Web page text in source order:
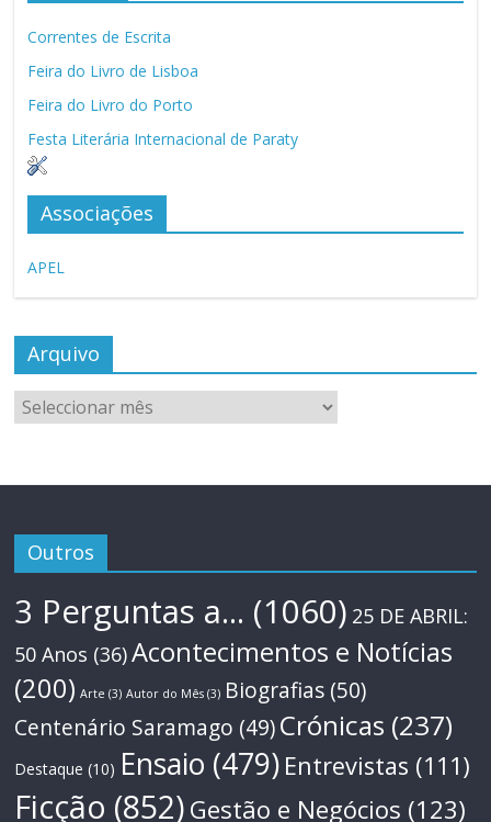
Correntes de Escrita
Feira do Livro de Lisboa
Feira do Livro do Porto
Festa Literária Internacional de Paraty
Associações
APEL
Arquivo
Arquivo
Outros
3 Perguntas a... (1060) 25 DE ABRIL:
50 Anos (36)Acontecimentos e Notícias
(200) Arte (3) Autor do Mês (3) Biografias (50)
Centenário Saramago (49)Crónicas (237)
Destaque (10) Ensaio (479) Entrevistas (111)
Ficção (852) Gestão e Negócios (123)